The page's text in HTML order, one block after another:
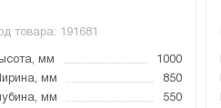
товара: 191681
мм
1000
мм
850
мм
550